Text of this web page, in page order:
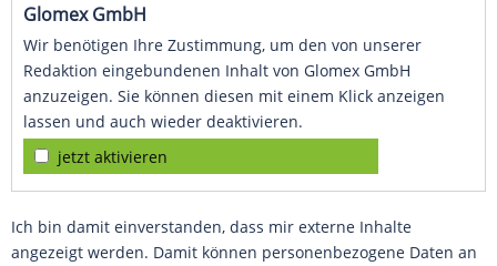
Glomex GmbH
Wir benötigen Ihre Zustimmung, um den von unserer
Redaktion eingebundenen Inhalt von Glomex GmbH
anzuzeigen. Sie können diesen mit einem Klick anzeigen
lassen und auch wieder deaktivieren.
jetzt aktivieren
Ich bin damit einverstanden, dass mir externe Inhalte
angezeigt werden. Damit können personenbezogene Daten an